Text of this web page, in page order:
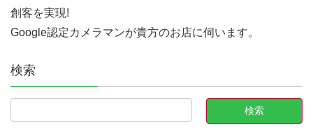
創客を実現!
Google認定カメラマンが貴方のお店に伺います。
検索